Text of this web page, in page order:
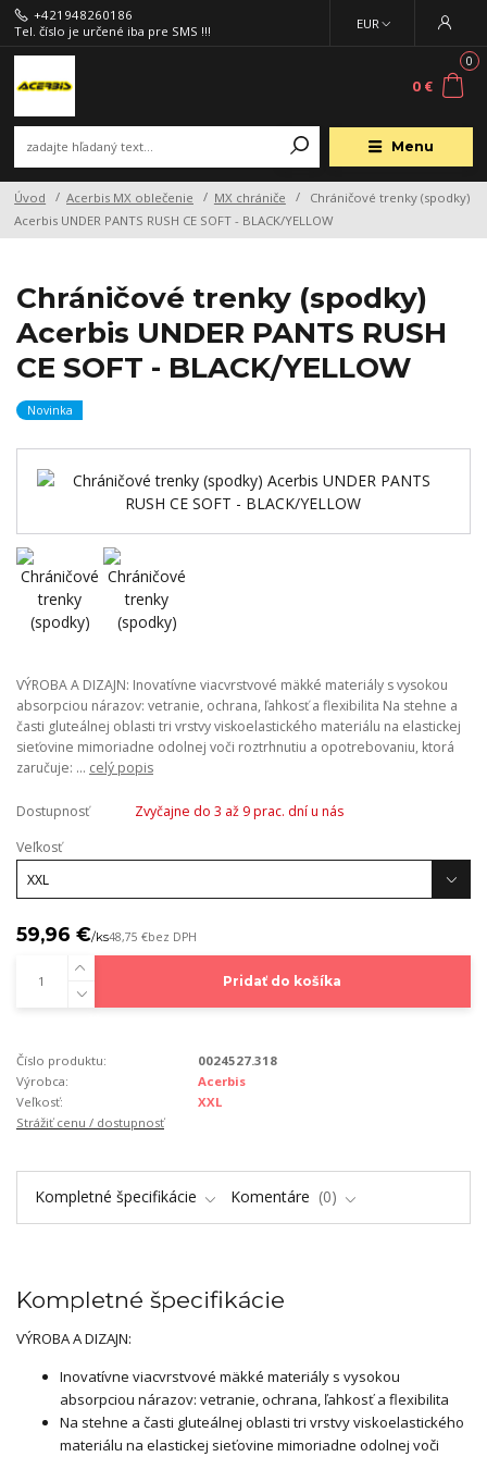
Menu
EUR
+421948260186
Tel. číslo je určené iba pre SMS !!!
0
0 €
Úvod Acerbis MX oblečenie MX chrániče
Chráničové trenky (spodky)
Acerbis UNDER PANTS RUSH CE SOFT - BLACK/YELLOW
Chráničové trenky (spodky)
Acerbis UNDER PANTS RUSH
CE SOFT - BLACK/YELLOW
Novinka
VÝROBA A DIZAJN: Inovatívne viacvrstvové mäkké materiály s vysokou
absorpciou nárazov: vetranie, ochrana, ľahkosť a flexibilita Na stehne a
časti gluteálnej oblasti tri vrstvy viskoelastického materiálu na elastickej
sieťovine mimoriadne odolnej voči roztrhnutiu a opotrebovaniu, ktorá
zaručuje: ... celý popis
Dostupnosť
Zvyčajne do 3 až 9 prac. dní u nás
Veľkosť
59,96 €/ks48,75 €bez DPH
Pridať do košíka
Číslo produktu:
0024527.318
Výrobca:
Acerbis
Veľkosť:
XXL
Strážiť cenu / dostupnosť
Kompletné špecifikácie Komentáre 0
Kompletné špecifikácie
VÝROBA A DIZAJN:
Inovatívne viacvrstvové mäkké materiály s vysokou
absorpciou nárazov: vetranie, ochrana, ľahkosť a flexibilita
Na stehne a časti gluteálnej oblasti tri vrstvy viskoelastického
materiálu na elastickej sieťovine mimoriadne odolnej voči